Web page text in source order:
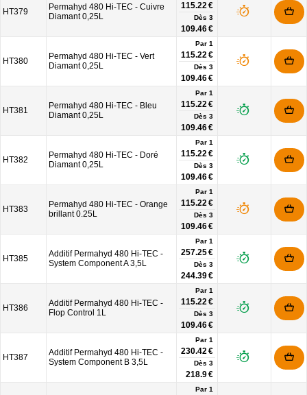
HT379
Permahyd 480 Hi-TEC - Cuivre
Diamant 0,25L
115.22 €
Dès 3
109.46 €
HT380
Permahyd 480 Hi-TEC - Vert
Diamant 0,25L
Par 1
115.22 €
Dès 3
109.46 €
HT381
Permahyd 480 Hi-TEC - Bleu
Diamant 0,25L
Par 1
115.22 €
Dès 3
109.46 €
HT382
Permahyd 480 Hi-TEC - Doré
Diamant 0,25L
Par 1
115.22 €
Dès 3
109.46 €
HT383
Permahyd 480 Hi-TEC - Orange
brillant 0.25L
Par 1
115.22 €
Dès 3
109.46 €
HT385
Additif Permahyd 480 Hi-TEC -
System Component A 3,5L
Par 1
257.25 €
Dès 3
244.39 €
HT386
Additif Permahyd 480 Hi-TEC -
Flop Control 1L
Par 1
115.22 €
Dès 3
109.46 €
HT387
Additif Permahyd 480 Hi-TEC -
System Component B 3,5L
Par 1
230.42 €
Dès 3
218.9 €
Par 1